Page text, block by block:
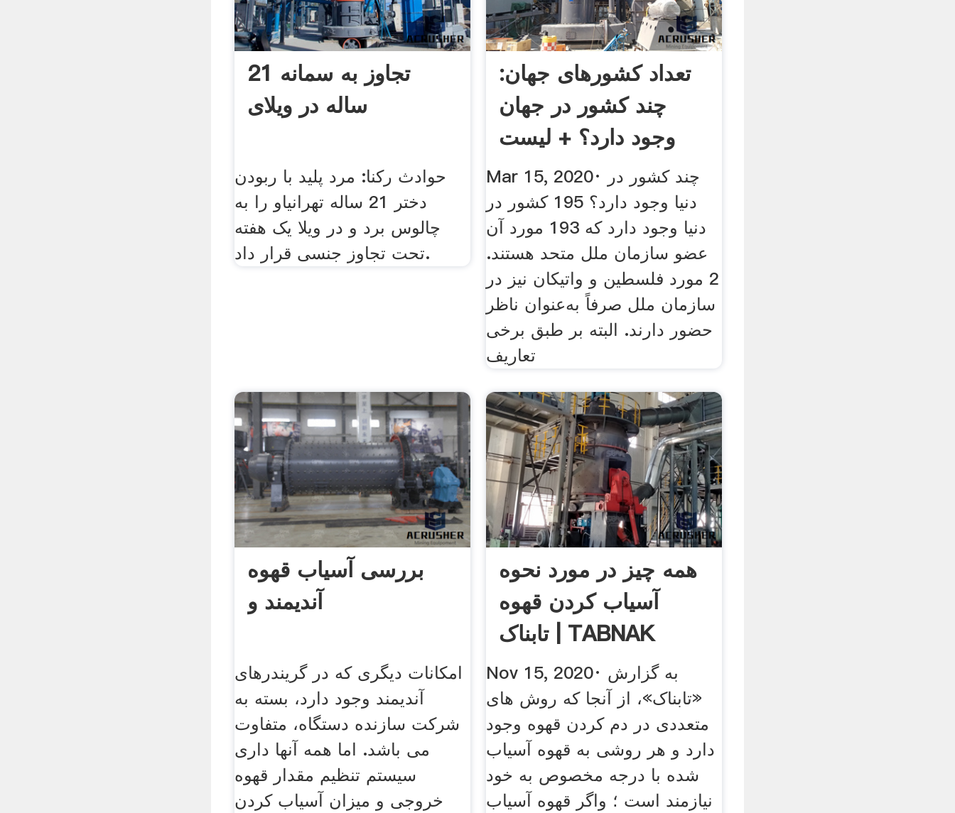
تجاوز به سمانه 21
ساله در ویلای
حوادث رکنا: مرد پلید با ربودن
دختر 21 ساله تهرانیاو را به
چالوس برد و در ویلا یک هفته
تحت تجاوز جنسی قرار داد.
تعداد کشورهای جهان:
چند کشور در جهان
وجود دارد؟ + لیست
Mar 15, 2020· چند کشور در
دنیا وجود دارد؟ 195 کشور در
دنیا وجود دارد که 193 مورد آن
عضو سازمان ملل متحد هستند.
2 مورد فلسطین و واتیکان نیز در
سازمان ملل صرفاً به‌عنوان ناظر
حضور دارند. البته بر طبق برخی
تعاریف
بررسی آسیاب قهوه
آندیمند و
امکانات دیگری که در گریندرهای
آندیمند وجود دارد، بسته به
شرکت سازنده دستگاه، متفاوت
می باشد. اما همه آنها داری
سیستم تنظیم مقدار قهوه
خروجی و میزان آسیاب کردن
همه چیز در مورد نحوه
آسیاب کردن قهوه
تابناک | TABNAK
Nov 15, 2020· به گزارش
«تابناک»، از آنجا که روش های
متعددی در دم کردن قهوه وجود
دارد و هر روشی به قهوه آسیاب
شده با درجه مخصوص به خود
نیازمند است ؛ واگر قهوه آسیاب